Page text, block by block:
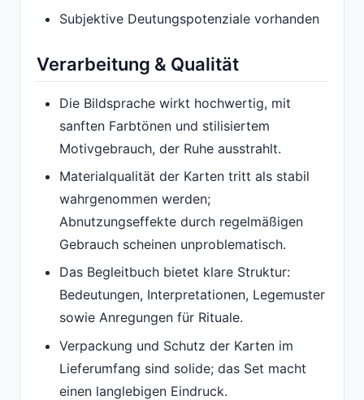
Subjektive Deutungspotenziale vorhanden
Verarbeitung & Qualität
Die Bildsprache wirkt hochwertig, mit
sanften Farbtönen und stilisiertem
Motivgebrauch, der Ruhe ausstrahlt.
Materialqualität der Karten tritt als stabil
wahrgenommen werden;
Abnutzungseffekte durch regelmäßigen
Gebrauch scheinen unproblematisch.
Das Begleitbuch bietet klare Struktur:
Bedeutungen, Interpretationen, Legemuster
sowie Anregungen für Rituale.
Verpackung und Schutz der Karten im
Lieferumfang sind solide; das Set macht
einen langlebigen Eindruck.